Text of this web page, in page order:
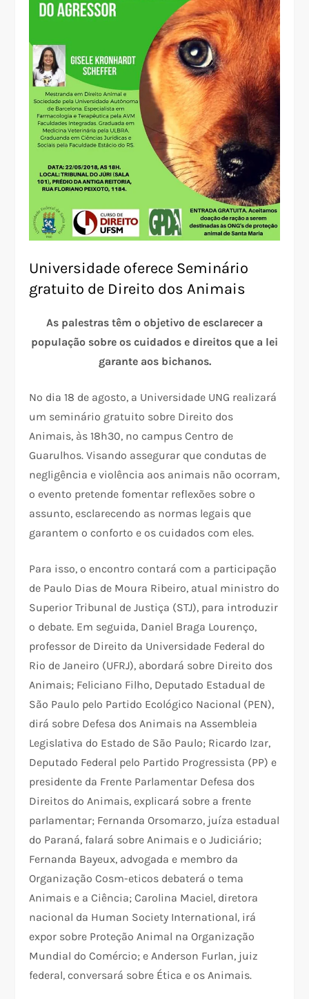
Universidade oferece Seminário
gratuito de Direito dos Animais
As palestras têm o objetivo de esclarecer a
população sobre os cuidados e direitos que a lei
garante aos bichanos.
No dia 18 de agosto, a Universidade UNG realizará
um seminário gratuito sobre Direito dos
Animais, às 18h30, no campus Centro de
Guarulhos. Visando assegurar que condutas de
negligência e violência aos animais não ocorram,
o evento pretende fomentar reflexões sobre o
assunto, esclarecendo as normas legais que
garantem o conforto e os cuidados com eles.
Para isso, o encontro contará com a participação
de Paulo Dias de Moura Ribeiro, atual ministro do
Superior Tribunal de Justiça (STJ), para introduzir
o debate. Em seguida, Daniel Braga Lourenço,
professor de Direito da Universidade Federal do
Rio de Janeiro (UFRJ), abordará sobre Direito dos
Animais; Feliciano Filho, Deputado Estadual de
São Paulo pelo Partido Ecológico Nacional (PEN),
dirá sobre Defesa dos Animais na Assembleia
Legislativa do Estado de São Paulo; Ricardo Izar,
Deputado Federal pelo Partido Progressista (PP) e
presidente da Frente Parlamentar Defesa dos
Direitos do Animais, explicará sobre a frente
parlamentar; Fernanda Orsomarzo, juíza estadual
do Paraná, falará sobre Animais e o Judiciário;
Fernanda Bayeux, advogada e membro da
Organização Cosm-eticos debaterá o tema
Animais e a Ciência; Carolina Maciel, diretora
nacional da Human Society International, irá
expor sobre Proteção Animal na Organização
Mundial do Comércio; e Anderson Furlan, juiz
federal, conversará sobre Ética e os Animais.